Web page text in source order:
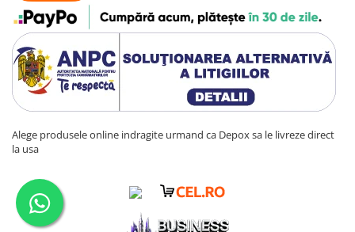
Alege produsele online indragite urmand ca Depox sa le livreze direct
la usa